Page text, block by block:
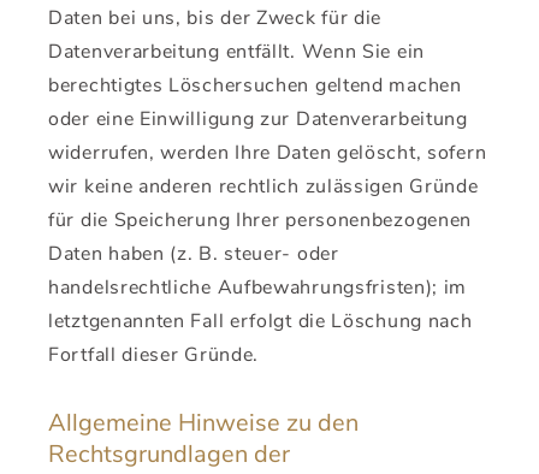
Daten bei uns, bis der Zweck für die
Datenverarbeitung entfällt. Wenn Sie ein
berechtigtes Löschersuchen geltend machen
oder eine Einwilligung zur Datenverarbeitung
widerrufen, werden Ihre Daten gelöscht, sofern
wir keine anderen rechtlich zulässigen Gründe
für die Speicherung Ihrer personenbezogenen
Daten haben (z. B. steuer- oder
handelsrechtliche Aufbewahrungsfristen); im
letztgenannten Fall erfolgt die Löschung nach
Fortfall dieser Gründe.
Allgemeine Hinweise zu den
Rechtsgrundlagen der